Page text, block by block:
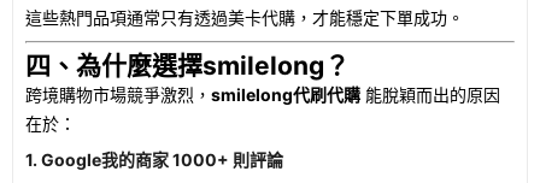
這些熱門品項通常只有透過美卡代購，才能穩定下單成功。
四、為什麼選擇smilelong？
跨境購物市場競爭激烈， smilelong代刷代購 能脫穎而出的原因
在於：
1. Google我的商家 1000+ 則評論